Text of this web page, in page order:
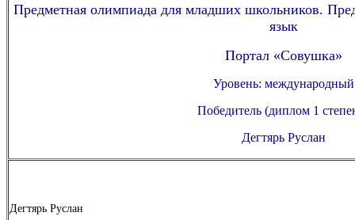
Предметная олимпиада для младших школьников.
язык
Портал «Совушка»
Уровень: международный
Победитель (диплом 1
Дегтярь Руслан
Дегтярь Руслан